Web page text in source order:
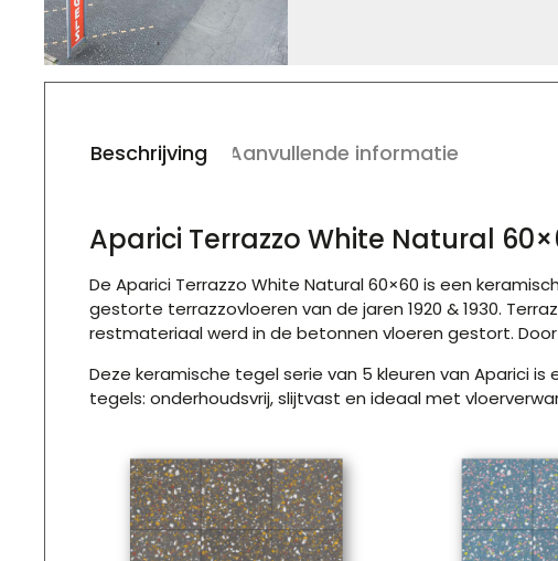
Beschrijving Aanvullende informatie
Aparici Terrazzo White Natural
De Aparici Terrazzo White Natural 60×60 is een
gestorte terrazzovloeren van de jaren 1920 & 1930.
restmateriaal werd in de betonnen vloeren gestort.
Deze keramische tegel serie van 5 kleuren van Aparici
tegels: onderhoudsvrij, slijtvast en ideaal met